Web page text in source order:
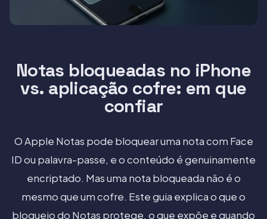
Notas bloqueadas no iPhone
vs. aplicação cofre: em que
confiar
O Apple Notas pode bloquear uma nota com Face
ID ou palavra-passe, e o conteúdo é genuinamente
encriptado. Mas uma nota bloqueada não é o
mesmo que um cofre. Este guia explica o que o
bloqueio do Notas protege, o que expõe e quando